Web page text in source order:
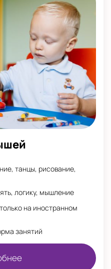
танцы, рисование,
логику, мышление
на иностранном
занятий